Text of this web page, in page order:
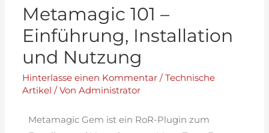
Metamagic 101 –
Einführung, Installation
und Nutzung
Hinterlasse einen Kommentar /Technische
Artikel / VonAdministrator
Metamagic Gem ist ein RoR-Plugin zum